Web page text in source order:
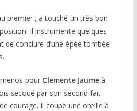
premier , a touché un très bon
Il instrumente quelques
de conclure d’une épée tombée
pour Clemente Jaumeà
secoué par son second fait
courage. Il coupe une oreille à